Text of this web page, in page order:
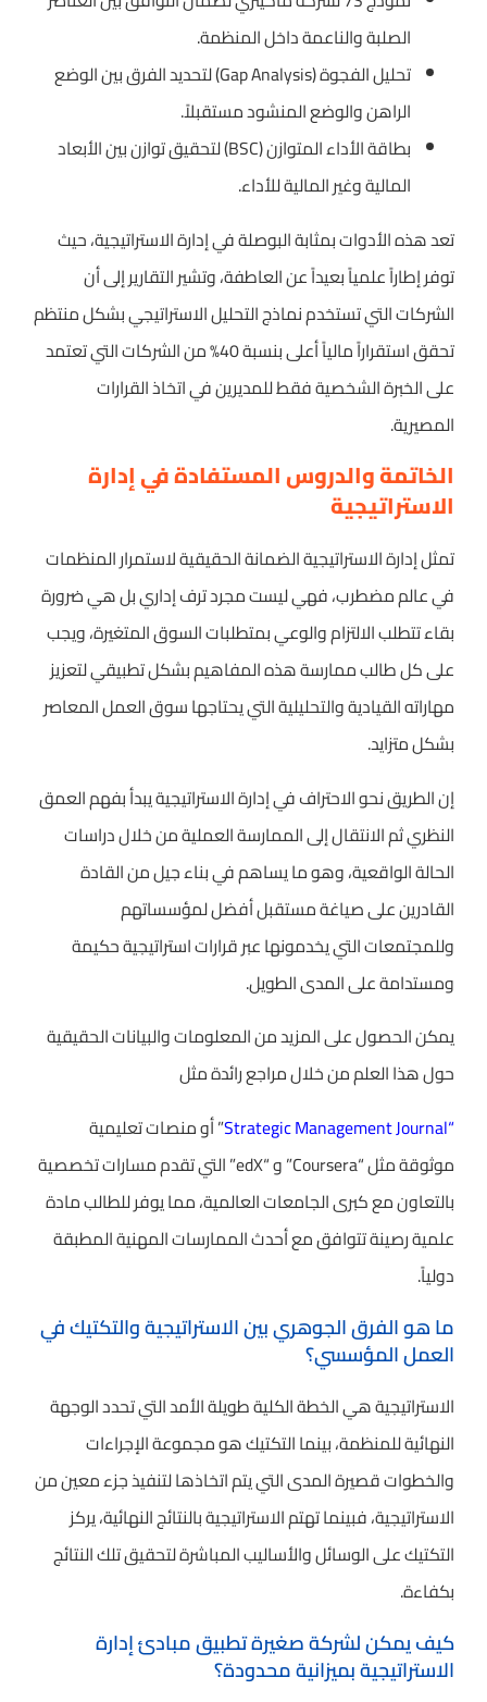
الصلبة والناعمة داخل المنظمة.
تحليل الفجوة (Gap Analysis) لتحديد الفرق بين الوضع
الراهن والوضع المنشود مستقبلاً.
بطاقة الأداء المتوازن (BSC) لتحقيق توازن بين الأبعاد
المالية وغير المالية للأداء.
تعد هذه الأدوات بمثابة البوصلة في إدارة الاستراتيجية، حيث
توفر إطاراً علمياً بعيداً عن العاطفة، وتشير التقارير إلى أن
الشركات التي تستخدم نماذج التحليل الاستراتيجي بشكل منتظم
تحقق استقراراً مالياً أعلى بنسبة 40% من الشركات التي تعتمد
على الخبرة الشخصية فقط للمديرين في اتخاذ القرارات
المصيرية.
الخاتمة والدروس المستفادة في إدارة
الاستراتيجية
تمثل إدارة الاستراتيجية الضمانة الحقيقية لاستمرار المنظمات
في عالم مضطرب، فهي ليست مجرد ترف إداري بل هي ضرورة
بقاء تتطلب الالتزام والوعي بمتطلبات السوق المتغيرة، ويجب
على كل طالب ممارسة هذه المفاهيم بشكل تطبيقي لتعزيز
مهاراته القيادية والتحليلية التي يحتاجها سوق العمل المعاصر
بشكل متزايد.
إن الطريق نحو الاحتراف في إدارة الاستراتيجية يبدأ بفهم العمق
النظري ثم الانتقال إلى الممارسة العملية من خلال دراسات
الحالة الواقعية، وهو ما يساهم في بناء جيل من القادة
القادرين على صياغة مستقبل أفضل لمؤسساتهم
وللمجتمعات التي يخدمونها عبر قرارات استراتيجية حكيمة
ومستدامة على المدى الطويل.
يمكن الحصول على المزيد من المعلومات والبيانات الحقيقية
حول هذا العلم من خلال مراجع رائدة مثل
“Strategic Management Journal
” أو منصات تعليمية
موثوقة مثل “Coursera” و “edX” التي تقدم مسارات تخصصية
بالتعاون مع كبرى الجامعات العالمية، مما يوفر للطالب مادة
علمية رصينة تتوافق مع أحدث الممارسات المهنية المطبقة
دولياً.
ما هو الفرق الجوهري بين الاستراتيجية والتكتيك في
العمل المؤسسي؟
الاستراتيجية هي الخطة الكلية طويلة الأمد التي تحدد الوجهة
النهائية للمنظمة، بينما التكتيك هو مجموعة الإجراءات
والخطوات قصيرة المدى التي يتم اتخاذها لتنفيذ جزء معين من
الاستراتيجية، فبينما تهتم الاستراتيجية بالنتائج النهائية، يركز
التكتيك على الوسائل والأساليب المباشرة لتحقيق تلك النتائج
بكفاءة.
كيف يمكن لشركة صغيرة تطبيق مبادئ إدارة
الاستراتيجية بميزانية محدودة؟